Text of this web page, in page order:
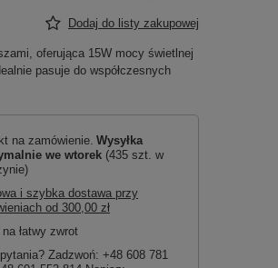
Dodaj do listy zakupowej
oferująca 15W mocy świetlnej
pasuje do współczesnych
na zamówienie Wysyłka
we wtorek (435 szt. w
i szybka dostawa przy
od 300,00 zł
łatwy zwrot
Zadzwoń: +48 608 781